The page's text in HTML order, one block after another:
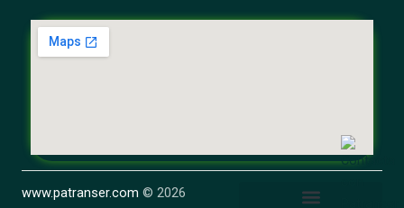
www.patranser.com © 2026